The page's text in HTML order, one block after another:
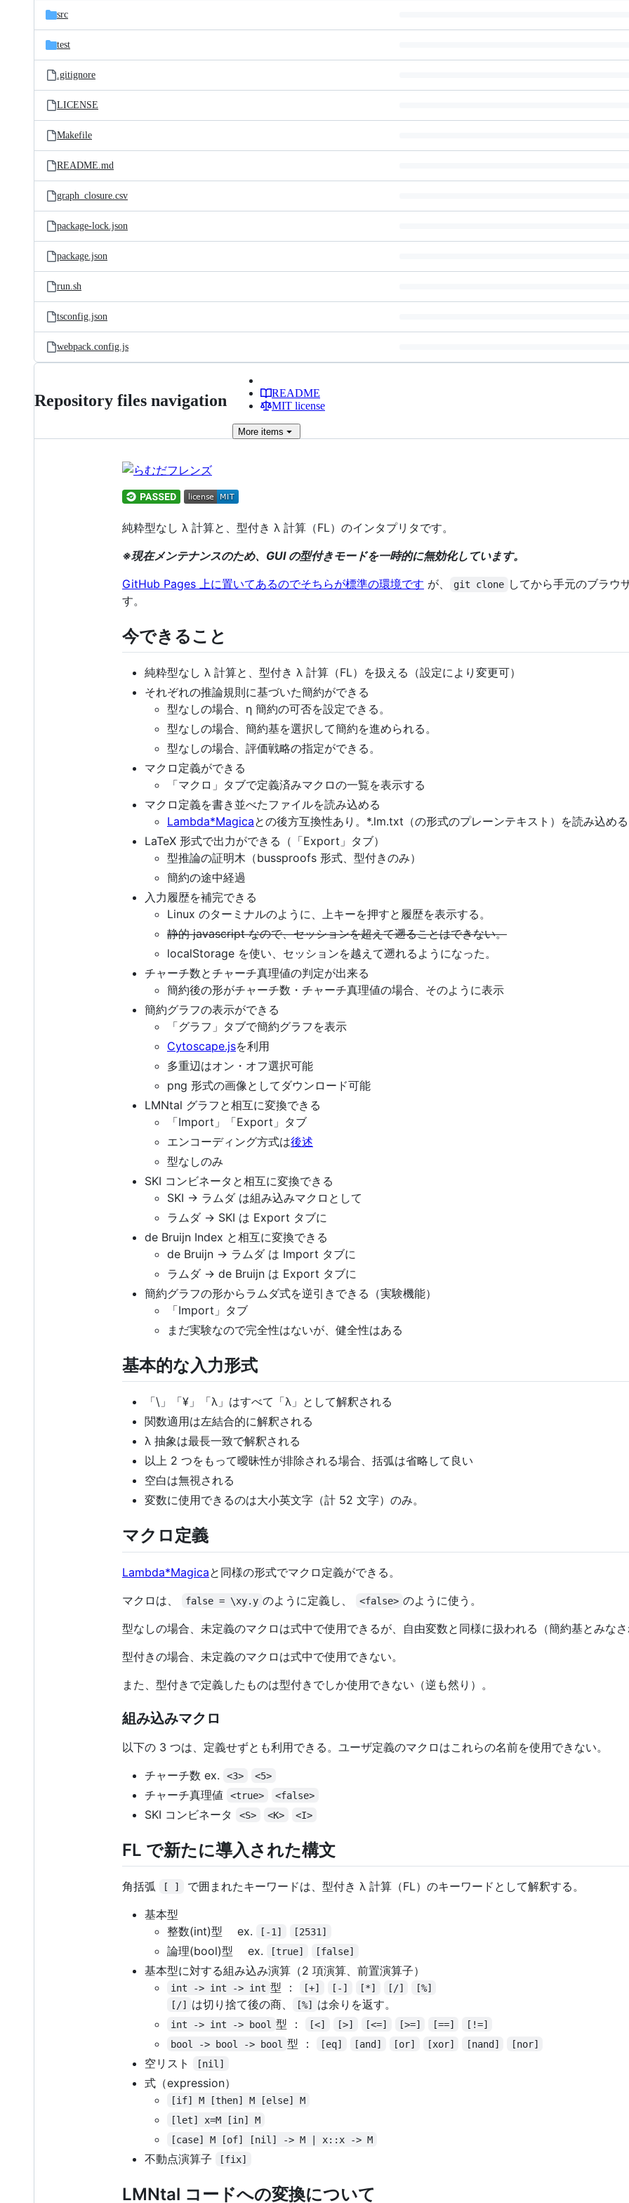
src
test
.gitignore
LICENSE
Makefile
README.md
graph_closure.csv
package-lock.json
package.json
run.sh
tsconfig.json
webpack.config.js
Repository files navigation
README
MIT license
More items
純粋型なし λ 計算と、型付き λ 計算（FL）のインタプリタです。
※現在メンテナンスのため、GUI の型付きモードを一時的に無効化しています。
GitHub Pages 上に置いてあるのでそちらが標準の環境です が、 git clone してから手元のブラウ
す。
今できること
純粋型なし λ 計算と、型付き λ 計算（FL）を扱える（設定により変更可）
それぞれの推論規則に基づいた簡約ができる
型なしの場合、η 簡約の可否を設定できる。
型なしの場合、簡約基を選択して簡約を進められる。
型なしの場合、評価戦略の指定ができる。
マクロ定義ができる
「マクロ」タブで定義済みマクロの一覧を表示する
マクロ定義を書き並べたファイルを読み込める
Lambda*Magicaとの後方互換性あり。*.lm.txt（の形式のプレーンテキスト）を読み込め
LaTeX 形式で出力ができる（「Export」タブ）
型推論の証明木（bussproofs 形式、型付きのみ）
簡約の途中経過
入力履歴を補完できる
Linux のターミナルのように、上キーを押すと履歴を表示する。
静的 javascript なので、セッションを超えて遡ることはできない。
localStorage を使い、セッションを越えて遡れるようになった。
チャーチ数とチャーチ真理値の判定が出来る
簡約後の形がチャーチ数・チャーチ真理値の場合、そのように表示
簡約グラフの表示ができる
「グラフ」タブで簡約グラフを表示
Cytoscape.jsを利用
多重辺はオン・オフ選択可能
png 形式の画像としてダウンロード可能
LMNtal グラフと相互に変換できる
「Import」「Export」タブ
エンコーディング方式は後述
型なしのみ
SKI コンビネータと相互に変換できる
SKI → ラムダ は組み込みマクロとして
ラムダ → SKI は Export タブに
de Bruijn Index と相互に変換できる
de Bruijn → ラムダ は Import タブに
ラムダ → de Bruijn は Export タブに
簡約グラフの形からラムダ式を逆引きできる（実験機能）
「Import」タブ
まだ実験なので完全性はないが、健全性はある
基本的な入力形式
「\」「¥」「λ」はすべて「λ」として解釈される
関数適用は左結合的に解釈される
λ 抽象は最長一致で解釈される
以上 2 つをもって曖昧性が排除される場合、括弧は省略して良い
空白は無視される
変数に使用できるのは大小英文字（計 52 文字）のみ。
マクロ定義
Lambda*Magicaと同様の形式でマクロ定義ができる。
マクロは、
false = \xy.y のように定義し、 <false> のように使う。
型なしの場合、未定義のマクロは式中で使用できるが、自由変数と同様に扱われる（簡約基とみな
型付きの場合、未定義のマクロは式中で使用できない。
また、型付きで定義したものは型付きでしか使用できない（逆も然り）。
組み込みマクロ
以下の 3 つは、定義せずとも利用できる。ユーザ定義のマクロはこれらの名前を使用できない。
チャーチ数 ex.
<3> <5>
チャーチ真理値 <true> <false>
SKI コンビネータ <S> <K> <I>
FL で新たに導入された構文
角括弧 [ ]
で囲まれたキーワードは、型付き λ 計算（FL）のキーワードとして解釈する。
基本型
整数(int)型 ex.
[-1] [2531]
論理(bool)型 ex. [true] [false]
基本型に対する組み込み演算（2 項演算、前置演算子）
int -> int -> int 型 ： [+] [-] [*] [/]
[%]
[/]
は切り捨て後の商、 [%] は余りを返す。
int -> int -> bool 型 ： [<] [>] [<=] [>=] [==]
[!=]
bool -> bool -> bool 型 ： [eq] [and] [or] [xor] [nand] [nor]
空リスト [nil]
式（expression）
[if] M [then] M [else] M
[let] x=M [in] M
[case] M [of] [nil] -> M | x::x -> M
不動点演算子 [fix]
LMNtal コードへの変換について